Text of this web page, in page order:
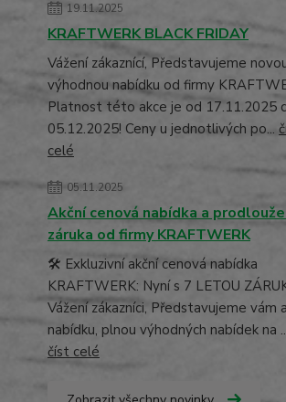
19.11.2025
KRAFTWERK BLACK FRIDAY
Vážení zákaznící, Představujeme
výhodnou nabídku od firmy
Platnost této akce je od 17.11.2025
05.12.2025! Ceny u jednotlivých po...
celé
05.11.2025
Akční cenová nabídka a
záruka od firmy KRAFTWERK
🛠️ Exkluzivní akční cenová nabídka
KRAFTWERK: Nyní s 7 LETOU
Vážení zákazníci, Představujeme vám
nabídku, plnou výhodných nabídek na
číst celé